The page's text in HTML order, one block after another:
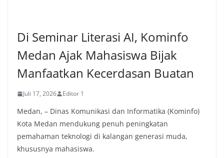
Di Seminar Literasi AI, Kominfo
Medan Ajak Mahasiswa Bijak
Manfaatkan Kecerdasan Buatan
Juli 17, 2026 Editor 1
Medan, – Dinas Komunikasi dan Informatika (Kominfo)
Kota Medan mendukung penuh peningkatan
pemahaman teknologi di kalangan generasi muda,
khususnya mahasiswa.